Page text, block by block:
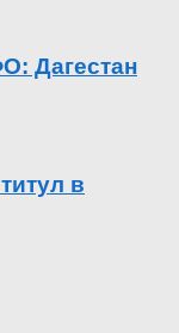
Дагестан
в